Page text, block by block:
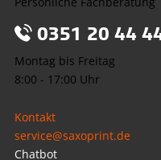
0351 20 44
Montag bis Freitag
8:00 - 17:00 Uhr
Kontakt
service@saxoprint.de
Chatbot